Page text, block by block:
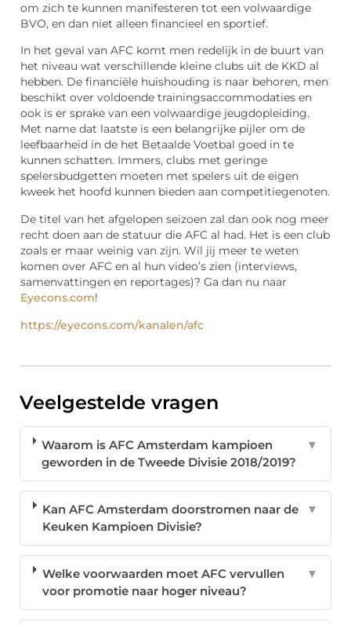
om zich te kunnen manifesteren tot een volwaardige
BVO, en dan niet alleen financieel en sportief.
In het geval van AFC komt men redelijk in de buurt van
het niveau wat verschillende kleine clubs uit de KKD al
hebben. De financiële huishouding is naar behoren, men
beschikt over voldoende trainingsaccommodaties en
ook is er sprake van een volwaardige jeugdopleiding.
Met name dat laatste is een belangrijke pijler om de
leefbaarheid in de het Betaalde Voetbal goed in te
kunnen schatten. Immers, clubs met geringe
spelersbudgetten moeten met spelers uit de eigen
kweek het hoofd kunnen bieden aan competitiegenoten.
De titel van het afgelopen seizoen zal dan ook nog meer
recht doen aan de statuur die AFC al had. Het is een club
zoals er maar weinig van zijn. Wil jij meer te weten
komen over AFC en al hun video’s zien (interviews,
samenvattingen en reportages)? Ga dan nu naar
Eyecons.com!
https://eyecons.com/kanalen/afc
Veelgestelde vragen
Waarom is AFC Amsterdam kampioen
geworden in de Tweede Divisie 2018/2019?
▼
Kan AFC Amsterdam doorstromen naar de
Keuken Kampioen Divisie?
▼
Welke voorwaarden moet AFC vervullen
voor promotie naar hoger niveau?
▼